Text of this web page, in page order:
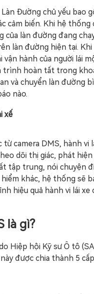
Đường chủ yếu
cảm biến. Khi hệ
của làn đường đang
làn đường hiện tại.
vận hành của người lái
trình hoàn tất trong
và chuyển làn
nào.
xế
camera DMS, hành
dõi thị giác, phát
tập trung, nói
khác, hệ thống sẽ
hiệu quả hành vi lái xe
là gì?
Hiệp hội Kỹ sư Ô tô
được chia thành 5